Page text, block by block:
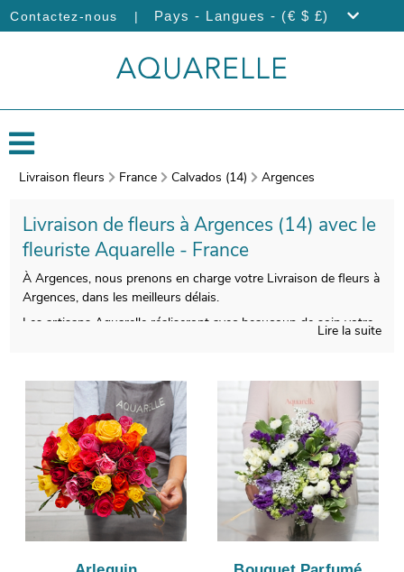
Contactez-nous | Pays - Langues - (€ $ £)
Livraison fleurs France Calvados (14) Argences
Livraison de fleurs à Argences (14) avec le
fleuriste Aquarelle - France
À Argences, nous prenons en charge votre Livraison de fleurs à
Argences, dans les meilleurs délais.
Les artisans Aquarelle réaliseront avec beaucoup de soin votre
votre bouquet sera photographié. Cette photographie vous est
ensuite envoyée afin de vous assurer de la conformité de votre
bouquet. C’est alors que sera organisée sa livraison à Argences.
Notre petit plus ? Vous avez la possibilité de glisser un message
ou une photo, pour un cadeau encore plus personnalisé.
Lire la suite